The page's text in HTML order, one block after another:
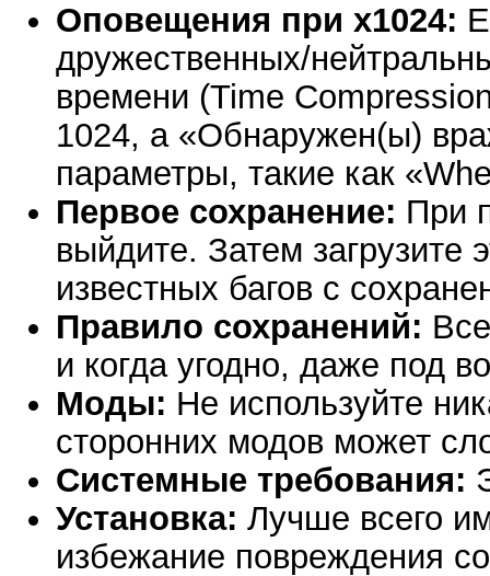
Оповещения при x1024:
дружественных/
времени (Time
1024, а «Обнаружен(ы)
параметры, такие как
Первое сохранение: При
выйдите. Затем
известных багов с
Правило сохранений:
и когда угодно, даже под
Моды: Не используйте
сторонних модов может
Системные требования:
Установка: Лучше всего
избежание повреждения